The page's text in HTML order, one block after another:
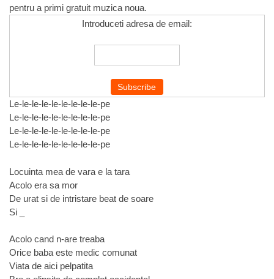
pentru a primi gratuit muzica noua.
Introduceti adresa de email:
Le-le-le-le-le-le-le-le-le-pe
Le-le-le-le-le-le-le-le-le-pe
Le-le-le-le-le-le-le-le-le-pe
Le-le-le-le-le-le-le-le-le-pe
Locuinta mea de vara e la tara
Acolo era sa mor
De urat si de intristare beat de soare
Si _
Acolo cand n-are treaba
Orice baba este medic comunat
Viata de aici pelpatita